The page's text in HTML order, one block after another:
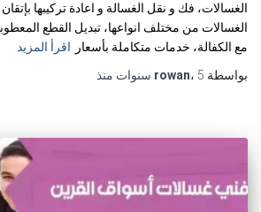
الغسالات، فك و نقل الغسالة و اعادة تركيبها
الغسالات من مختلف انواعها، تبديل القطع
مع الكفالة، خدمات متكاملة بأسعار
اقرأ المزيد
بواسطة
rowan، 5 سنوات منذ